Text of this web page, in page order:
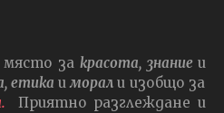
място закрасота, знаниеи
етика и морали изобщо за
Приятно разглеждане и